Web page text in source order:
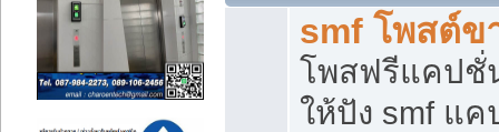
smf โพสต์ข
โพสฟรีแคปชั่
ให้ปัง smf แ